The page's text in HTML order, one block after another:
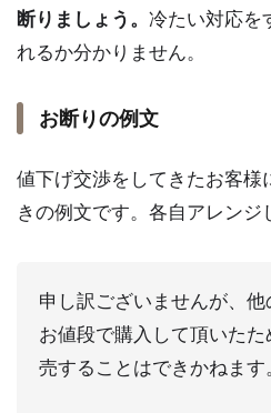
断りましょう。 冷たい対応を
れるか分かりません。
お断りの例文
値下げ交渉をしてきたお客様
きの例文です。各自アレンジ
申し訳ございませんが、
お値段で購入して頂いた
売することはできかねます